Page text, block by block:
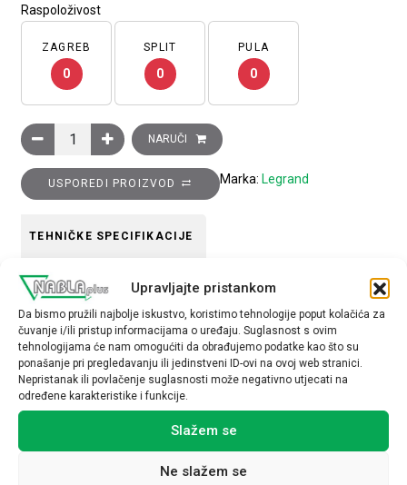
Upravljajte pristankom
Da bismo pružili najbolje iskustvo, koristimo tehnologije poput kolačića za
čuvanje i/ili pristup informacijama o uređaju. Suglasnost s ovim
tehnologijama će nam omogućiti da obrađujemo podatke kao što su
ponašanje pri pregledavanju ili jedinstveni ID-ovi na ovoj web stranici.
Nepristanak ili povlačenje suglasnosti može negativno utjecati na
određene karakteristike i funkcije.
Slažem se
Ne slažem se
Raspoloživost
ZAGREB
0
SPLIT
0
PULA
0
Ukrasni okvir Clasia, 1 modul (širine 2 modula), crno zlato
NARUČI
USPOREDI PROIZVOD Marka: Legrand
TEHNIČKE SPECIFIKACIJE
Tip uređaja
Okvir
Povezani proizvodi